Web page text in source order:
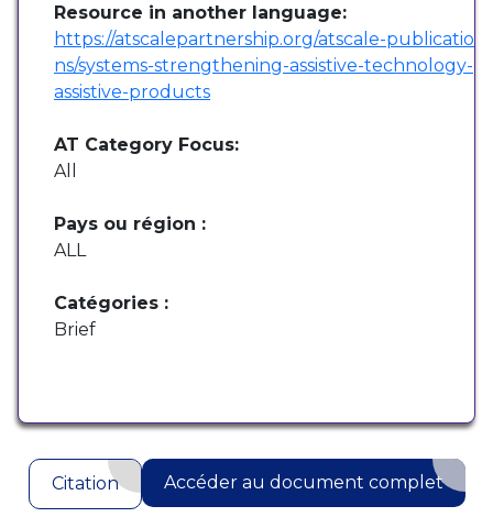
Resource in another language:
https://atscalepartnership.org/atscale-publicatio
ns/systems-strengthening-assistive-technology-
assistive-products
AT Category Focus:
All
Pays ou région :
ALL
Catégories :
Brief
Citation Accéder au document complet